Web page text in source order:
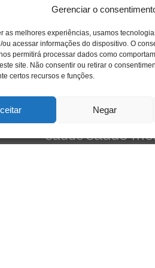
Gerenciar o
as melhores experiências, usamos
ou acessar informações do dispositivo. O
permitirá processar dados como
site. Não consentir ou retirar o
certos recursos e funções.
Negar
e
amor ansiedade caos
crianca cuidado cultura
educação entrevista escola
freud infância insight jung
loucura luto maternidade
psicologia
saúdesaúde